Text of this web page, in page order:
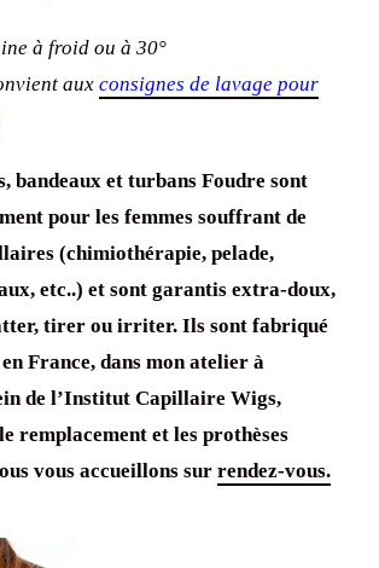
à froid ou à 30°
aux consignes de lavage pour
bandeaux et turbans Foudre sont
pour les femmes souffrant de
(chimiothérapie, pelade,
etc..) et sont garantis extra-doux,
tirer ou irriter. Ils sont fabriqué
France, dans mon atelier à
de l’Institut Capillaire Wigs,
remplacement et les prothèses
vous accueillons sur rendez-vous.